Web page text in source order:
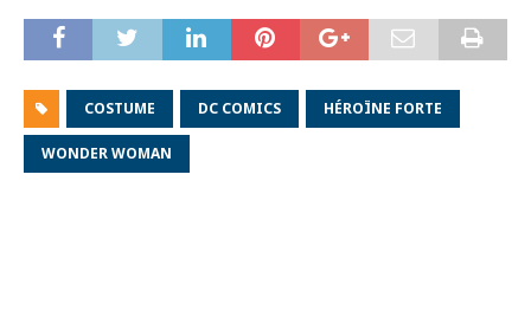
COSTUME DC COMICS HÉROÏNE FORTE
WONDER WOMAN